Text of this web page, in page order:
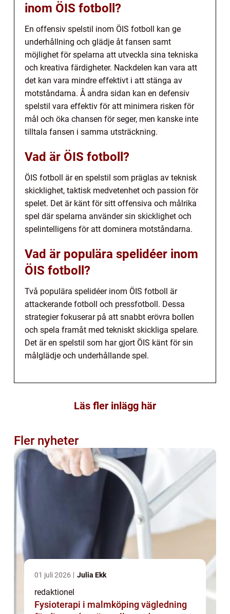
inom ÖIS fotboll?
En offensiv spelstil inom ÖIS fotboll kan ge
underhållning och glädje åt fansen samt
möjlighet för spelarna att utveckla sina tekniska
och kreativa färdigheter. Nackdelen kan vara att
det kan vara mindre effektivt i att stänga av
motståndarna. Å andra sidan kan en defensiv
spelstil vara effektiv för att minimera risken för
mål och öka chansen för seger, men kanske inte
tilltala fansen i samma utsträckning.
Vad är ÖIS fotboll?
ÖIS fotboll är en spelstil som präglas av teknisk
skicklighet, taktisk medvetenhet och passion för
spelet. Det är känt för sitt offensiva och målrika
spel där spelarna använder sin skicklighet och
spelintelligens för att dominera motståndarna.
Vad är populära spelidéer inom
ÖIS fotboll?
Två populära spelidéer inom ÖIS fotboll är
attackerande fotboll och pressfotboll. Dessa
strategier fokuserar på att snabbt erövra bollen
och spela framåt med tekniskt skickliga spelare.
Det är en spelstil som har gjort ÖIS känt för sin
målglädje och underhållande spel.
Läs fler inlägg här
Fler nyheter
01 juli 2026 Julia Ekk
redaktionel
Fysioterapi i malmköping vägledning